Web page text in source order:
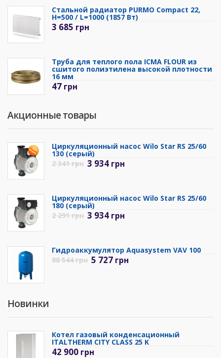
Стальной радиатор PURMO Compact 22,
H=500 / L=1000 (1857 Вт)
3 685 грн
Труба для теплого пола ICMA FLOUR из
сшитого полиэтилена высокой плотности
16 мм
47 грн
Акционные товары
Циркуляционный насос Wilo Star RS 25/60
130 (серый)
2 341грн 3 934 грн
Циркуляционный насос Wilo Star RS 25/60
180 (серый)
2 291грн 3 934 грн
Гидроаккумулятор Aquasystem VAV 100
88 544грн 5 727 грн
Новинки
Котел газовый конденсационный
ITALTHERM CITY CLASS 25 K
42 900 грн